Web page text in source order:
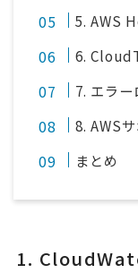
5. AWS
6.
7. エラ
8. AWS
まとめ
1.